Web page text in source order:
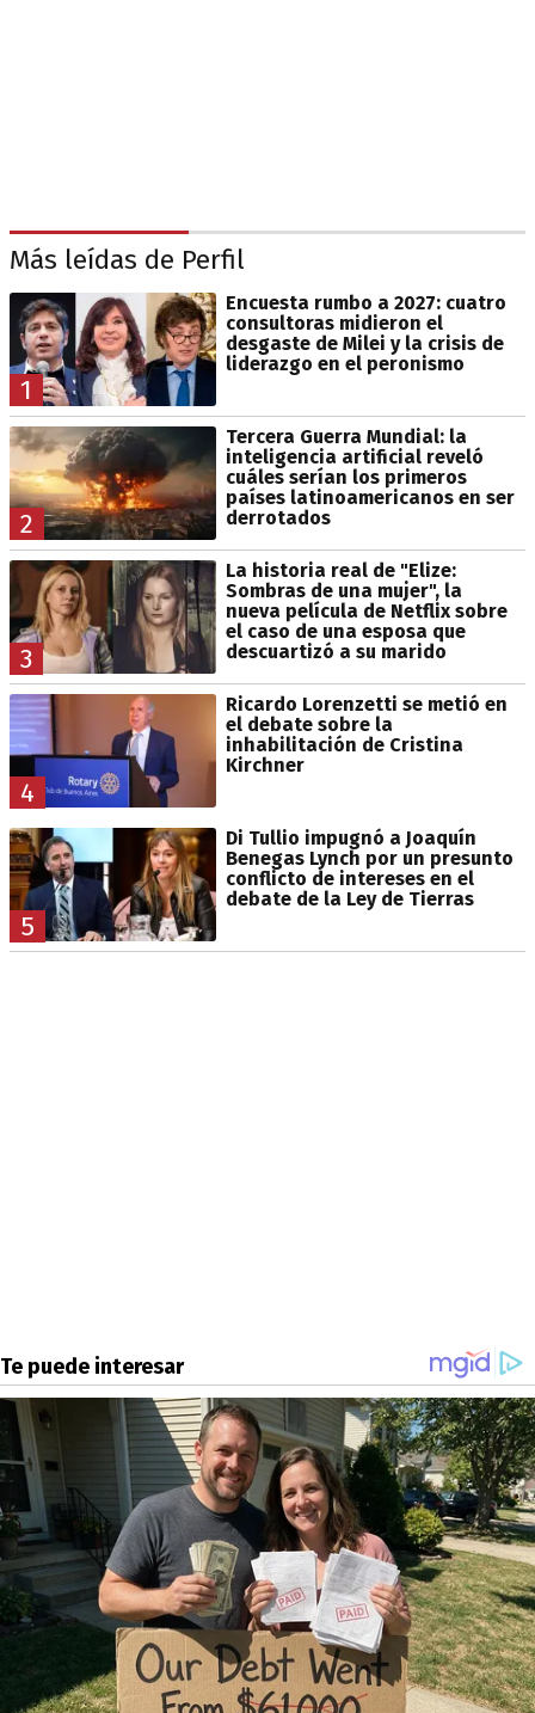
Más leídas de Perfil
1
Encuesta rumbo a 2027: cuatro
consultoras midieron el
desgaste de Milei y la crisis de
liderazgo en el peronismo
2
Tercera Guerra Mundial: la
inteligencia artificial reveló
cuáles serían los primeros
países latinoamericanos en ser
derrotados
3
La historia real de "Elize:
Sombras de una mujer", la
nueva película de Netflix sobre
el caso de una esposa que
descuartizó a su marido
4
Ricardo Lorenzetti se metió en
el debate sobre la
inhabilitación de Cristina
Kirchner
5
Di Tullio impugnó a Joaquín
Benegas Lynch por un presunto
conflicto de intereses en el
debate de la Ley de Tierras